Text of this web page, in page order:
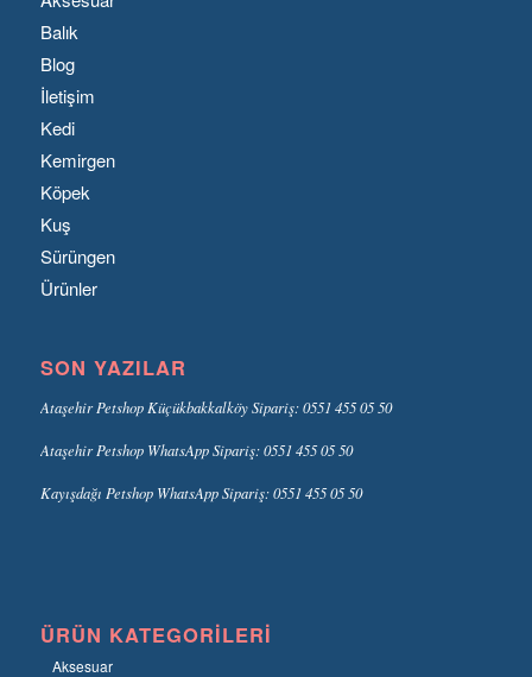
Balık
Blog
İletişim
Kedi
Kemirgen
Köpek
Kuş
Sürüngen
Ürünler
SON YAZILAR
Ataşehir Petshop Küçükbakkalköy Sipariş: 0551 455 05 50
Ataşehir Petshop WhatsApp Sipariş: 0551 455 05 50
Kayışdağı Petshop WhatsApp Sipariş: 0551 455 05 50
ÜRÜN KATEGORILERI
Aksesuar